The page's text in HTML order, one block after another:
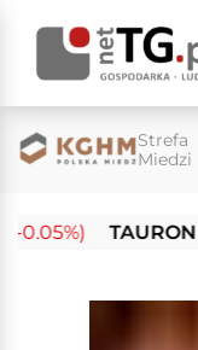
Strefa
Miedzi
TAURON